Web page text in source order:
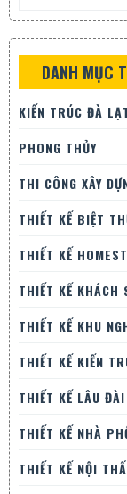
DANH MỤC
KIẾN TRÚC ĐÀ
PHONG THỦY
THI CÔNG XÂY
THIẾT KẾ BIỆT
THIẾT KẾ
THIẾT KẾ KHÁCH
THIẾT KẾ KHU
THIẾT KẾ KIẾN
THIẾT KẾ LÂU ĐÀI
THIẾT KẾ NHÀ
THIẾT KẾ NỘI